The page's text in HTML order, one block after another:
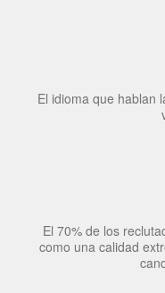
El idioma que hablan
El 70% de los
como una calidad